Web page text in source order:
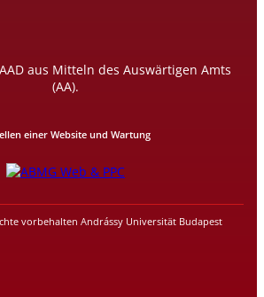
aus Mitteln des Auswärtigen Amts
(AA).
vorbehalten Andrássy Universität Budapest
einer Website und Wartung